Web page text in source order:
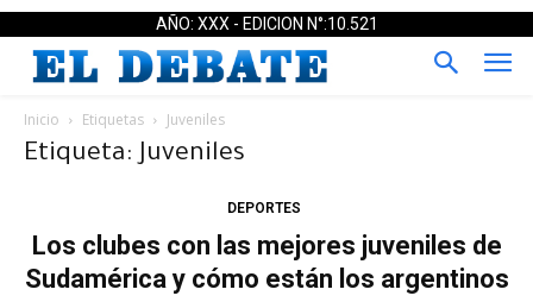
AÑO: XXX - EDICION N°:10.521
Inicio Etiquetas Juveniles
Etiqueta: Juveniles
DEPORTES
Los clubes con las mejores juveniles de
Sudamérica y cómo están los argentinos